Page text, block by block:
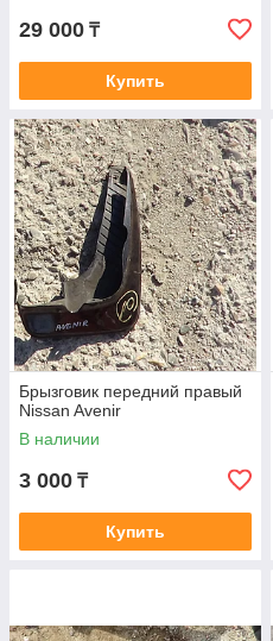
29 000 ₸
Купить
Брызговик передний правый
Nissan Avenir
В наличии
3 000 ₸
Купить